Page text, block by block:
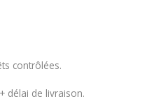
contrôlées.
délai de livraison.